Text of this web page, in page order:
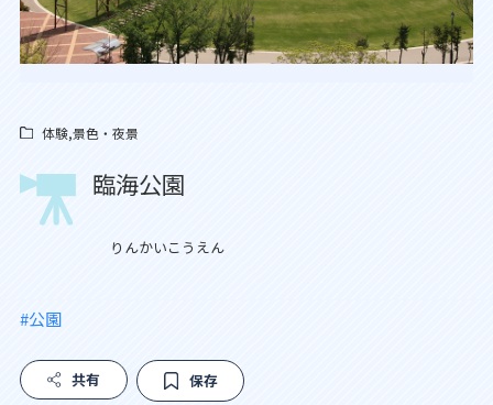
体験,景色・夜景
臨海公園
りんかいこうえん
#公園
共有 保存